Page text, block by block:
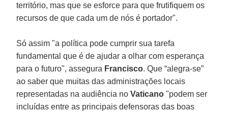
território, mas que se esforce para que frutifiquem os
recursos de que cada um de nós é portador".
Só assim "a política pode cumprir sua tarefa
fundamental que é de ajudar a olhar com esperança
para o futuro", assegura Francisco. Que “alegra-se”
ao saber que muitas das administrações locais
representadas na audiência noVaticano "podem ser
incluídas entre as principais defensoras das boas